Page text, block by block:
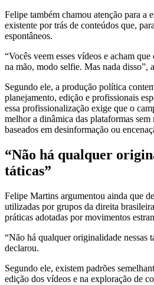
Felipe também chamou atenção para a
existente por trás de conteúdos que,
espontâneos.
“Vocês veem esses vídeos e acham
na mão, modo selfie. Mas nada disso”,
Segundo ele, a produção política
planejamento, edição e profissionais
essa profissionalização exige que o
melhor a dinâmica das plataformas
baseados em desinformação ou
“Não há qualquer
táticas”
Felipe Martins argumentou ainda que
utilizadas por grupos da direita
práticas adotadas por movimentos
“Não há qualquer originalidade nessas
declarou.
Segundo ele, existem padrões
edição dos vídeos e na exploração de